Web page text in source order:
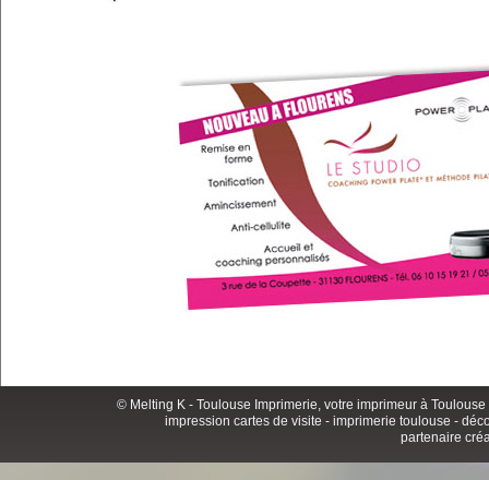
© Melting K - Toulouse Imprimerie, votre imprimeur à
impression cartes de visite - imprimerie toulouse -
partenaire